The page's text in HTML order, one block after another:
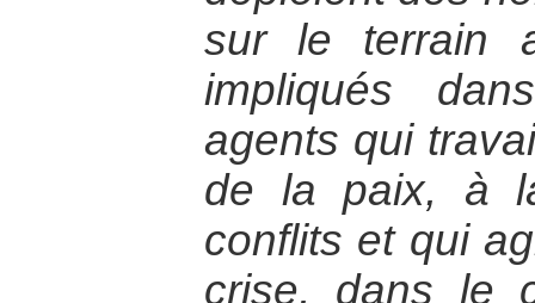
sur le terrain
impliqués
agents qui
de la paix, à
conflits et qui
crise, dans le